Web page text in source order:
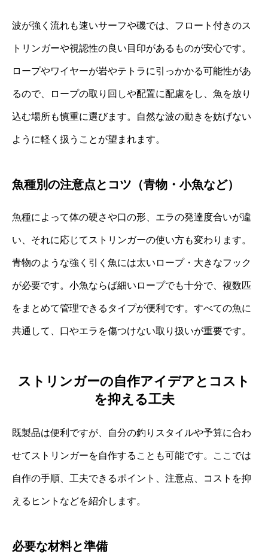
波が強く流れも速いサーフや磯では、フロート付きのス
トリンガーや視認性の良い目印があるものが安心です。
ロープやワイヤーが岩やテトラに引っかかる可能性があ
るので、ロープの取り回しや配置に配慮をし、魚を放り
込む場所も慎重に選びます。自然な波の動きを妨げない
ように軽く扱うことが望まれます。
魚種別の注意点とコツ（青物・小魚など）
魚種によって体の硬さや口の形、エラの発達度合いが違
い、それに応じてストリンガーの使い方も変わります。
青物のような強く引く魚には太いロープ・大きなフック
が必要です。小魚ならば細いロープでも十分で、複数匹
をまとめて管理できるタイプが便利です。すべての魚に
共通して、口やエラを傷つけない取り扱いが重要です。
ストリンガーの自作アイデアとコスト
を抑える工夫
既製品は便利ですが、自分の釣りスタイルや予算に合わ
せてストリンガーを自作することも可能です。ここでは
自作の手順、工夫できるポイント、注意点、コストを抑
えるヒントなどを紹介します。
必要な材料と準備